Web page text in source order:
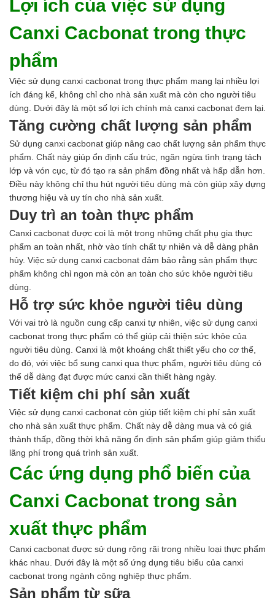
Lợi ích của việc sử dụng
Canxi Cacbonat trong thực
phẩm
Việc sử dụng canxi cacbonat trong thực phẩm mang lại nhiều lợi
ích đáng kể, không chỉ cho nhà sản xuất mà còn cho người tiêu
dùng. Dưới đây là một số lợi ích chính mà canxi cacbonat đem lại.
Tăng cường chất lượng sản phẩm
Sử dụng canxi cacbonat giúp nâng cao chất lượng sản phẩm thực
phẩm. Chất này giúp ổn định cấu trúc, ngăn ngừa tình trạng tách
lớp và vón cục, từ đó tạo ra sản phẩm đồng nhất và hấp dẫn hơn.
Điều này không chỉ thu hút người tiêu dùng mà còn giúp xây dựng
thương hiệu và uy tín cho nhà sản xuất.
Duy trì an toàn thực phẩm
Canxi cacbonat được coi là một trong những chất phụ gia thực
phẩm an toàn nhất, nhờ vào tính chất tự nhiên và dễ dàng phân
hủy. Việc sử dụng canxi cacbonat đảm bảo rằng sản phẩm thực
phẩm không chỉ ngon mà còn an toàn cho sức khỏe người tiêu
dùng.
Hỗ trợ sức khỏe người tiêu dùng
Với vai trò là nguồn cung cấp canxi tự nhiên, việc sử dụng canxi
cacbonat trong thực phẩm có thể giúp cải thiện sức khỏe của
người tiêu dùng. Canxi là một khoáng chất thiết yếu cho cơ thể,
do đó, với việc bổ sung canxi qua thực phẩm, người tiêu dùng có
thể dễ dàng đạt được mức canxi cần thiết hàng ngày.
Tiết kiệm chi phí sản xuất
Việc sử dụng canxi cacbonat còn giúp tiết kiệm chi phí sản xuất
cho nhà sản xuất thực phẩm. Chất này dễ dàng mua và có giá
thành thấp, đồng thời khả năng ổn định sản phẩm giúp giảm thiểu
lãng phí trong quá trình sản xuất.
Các ứng dụng phổ biến của
Canxi Cacbonat trong sản
xuất thực phẩm
Canxi cacbonat được sử dụng rộng rãi trong nhiều loại thực phẩm
khác nhau. Dưới đây là một số ứng dụng tiêu biểu của canxi
cacbonat trong ngành công nghiệp thực phẩm.
Sản phẩm từ sữa